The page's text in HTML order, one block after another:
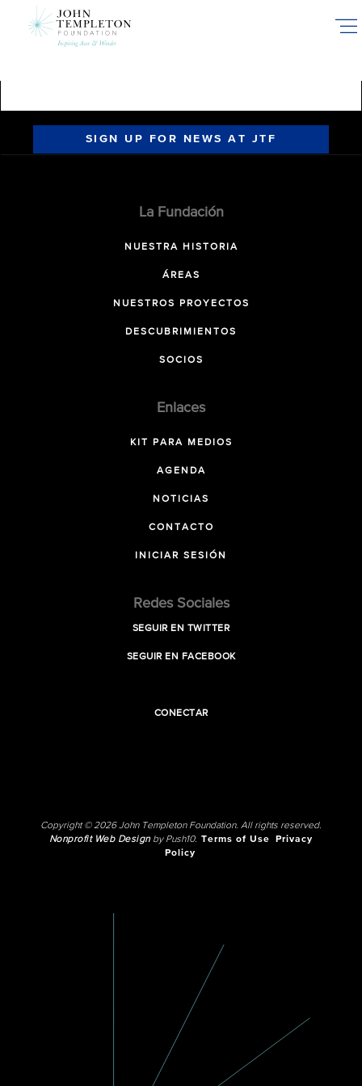
SIGN UP FOR NEWS AT JTF
La Fundación
NUESTRA HISTORIA
ÁREAS
NUESTROS PROYECTOS
DESCUBRIMIENTOS
SOCIOS
Enlaces
KIT PARA MEDIOS
AGENDA
NOTICIAS
CONTACTO
INICIAR SESIÓN
Redes Sociales
SEGUIR EN TWITTER
SEGUIR EN FACEBOOK
CONECTAR
Copyright © 2026 John Templeton Foundation. All rights reserved.
Nonprofit Web Designby Push10. Terms of Use
Privacy
Policy